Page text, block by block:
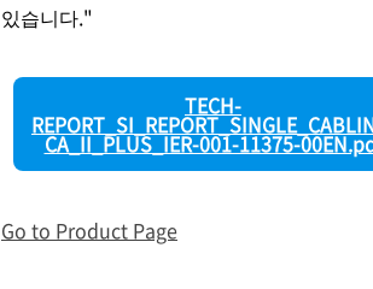
있습니다."
TECH-
CA_II_PLUS_IER-001-11375-
Go to Product Page